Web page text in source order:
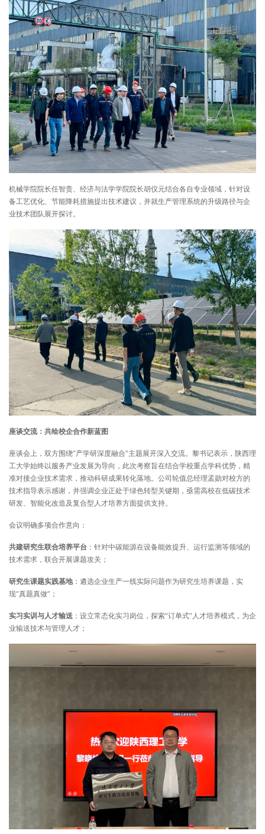
机械学院院长任智贵、经济与法学学院院长胡仪元结合各自专业领域，针对设
备工艺优化、节能降耗措施提出技术建议，并就生产管理系统的升级路径与企
业技术团队展开探讨。
座谈交流：共绘校企合作新蓝图
座谈会上，双方围绕“产学研深度融合”主题展开深入交流。黎书记表示，陕西理
工大学始终以服务产业发展为导向，此次考察旨在结合学校重点学科优势，精
准对接企业技术需求，推动科研成果转化落地。公司轮值总经理孟勋对校方的
技术指导表示感谢，并强调企业正处于绿色转型关键期，亟需高校在低碳技术
研发、智能化改造及复合型人才培养方面提供支持。
会议明确多项合作意向：
共建研究生联合培养平台 ：针对中碳能源在设备能效提升、运行监测等领域的
技术需求，联合开展课题攻关；
研究生课题实践基地：遴选企业生产一线实际问题作为研究生培养课题，实
现“真题真做”；
实习实训与人才输送 ：设立常态化实习岗位，探索“订单式”人才培养模式，为企
业输送技术与管理人才；